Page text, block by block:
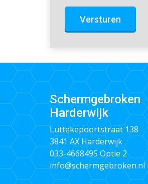
Versturen
Schermgebroken
Harderwijk
Luttekepoortstraat 138
3841 AX Harderwijk
033-4668495 Optie 2
info@schermgebroken.nl